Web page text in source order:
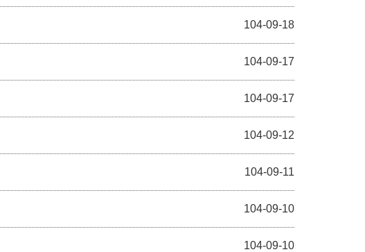
104-09-18
104-09-17
104-09-17
104-09-12
104-09-11
104-09-10
104-09-10